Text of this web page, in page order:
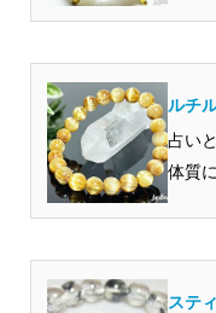
ルチ
を開
占い
体質
ステ